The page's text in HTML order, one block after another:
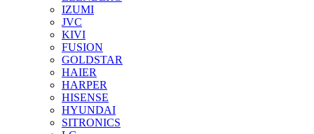
IZUMI
JVC
KIVI
FUSION
GOLDSTAR
HAIER
HARPER
HISENSE
HYUNDAI
SITRONICS